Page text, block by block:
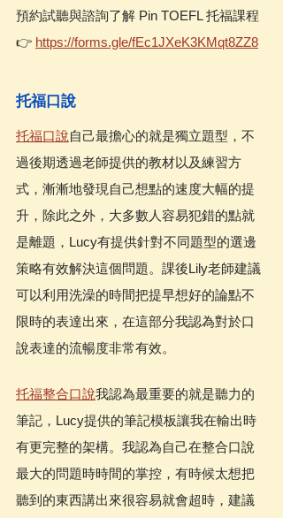
預約試聽與諮詢了解 Pin TOEFL 托福課程
👉 https://forms.gle/fEc1JXeK3KMqt8ZZ8
托福口說
托福口說自己最擔心的就是獨立題型，不
過後期透過老師提供的教材以及練習方
式，漸漸地發現自己想點的速度大幅的提
升，除此之外，大多數人容易犯錯的點就
是離題，Lucy有提供針對不同題型的選邊
策略有效解決這個問題。課後Lily老師建議
可以利用洗澡的時間把提早想好的論點不
限時的表達出來，在這部分我認為對於口
說表達的流暢度非常有效。
托福整合口說我認為最重要的就是聽力的
筆記，Lucy提供的筆記模板讓我在輸出時
有更完整的架構。我認為自己在整合口說
最大的問題時時間的掌控，有時候太想把
聽到的東西講出來很容易就會超時，建議